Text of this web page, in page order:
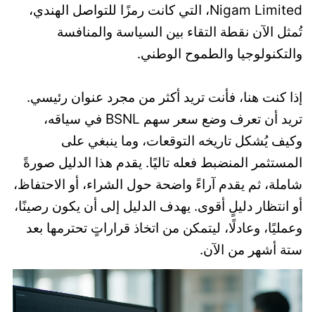
Nigam Limited، التي كانت رمزًا للتواصل الهندي،
تُمثل الآن نقطة التقاء بين السياسة والمنافسة
والتكنولوجيا والطموح الوطني.
إذا كنت هنا، فأنت تريد أكثر من مجرد عنوان رئيسي.
تريد أن تعرف وضع سعر سهم BSNL في سياقه،
وكيف يُشكل تاريخه التوقعات، وما ينبغي على
المستثمر المنضبط فعله تاليًا. يقدم هذا الدليل صورةً
شاملة، ثم يقدم آراءً واضحة حول الشراء، أو الاحتفاظ،
أو انتظار دليلٍ أقوى. يهدف الدليل إلى أن يكون رصينًا،
وعمليًا، وعادلًا، ليتمكن من اتخاذ قراراتٍ تحترمها بعد
ستة أشهر من الآن.